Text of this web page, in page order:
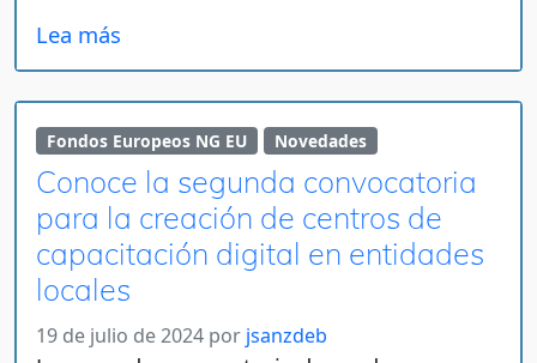
Lea más
Fondos Europeos NG EU Novedades
Conoce la segunda convocatoria
para la creación de centros de
capacitación digital en entidades
locales
19 de julio de 2024 por jsanzdeb